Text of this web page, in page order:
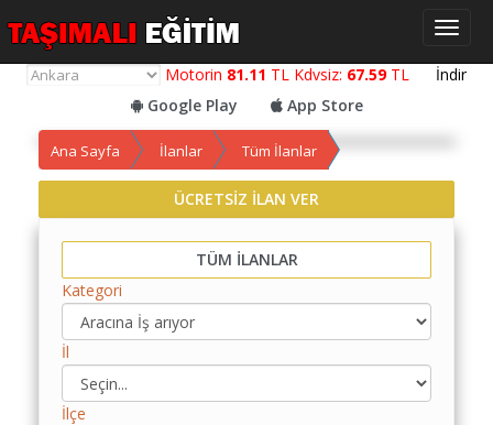
Motorin 81.11 TL Kdvsiz: 67.59TL İndir
Google Play
App Store
Yol
Maliyet
Hesaplama
Yemek
Maliyet
Hesaplama
Kredili
Ana Sayfa İlanlar Tüm İlanlar
ÜCRETSİZ İLAN VER
TÜM İLANLAR
Kategori
İl
İlçe